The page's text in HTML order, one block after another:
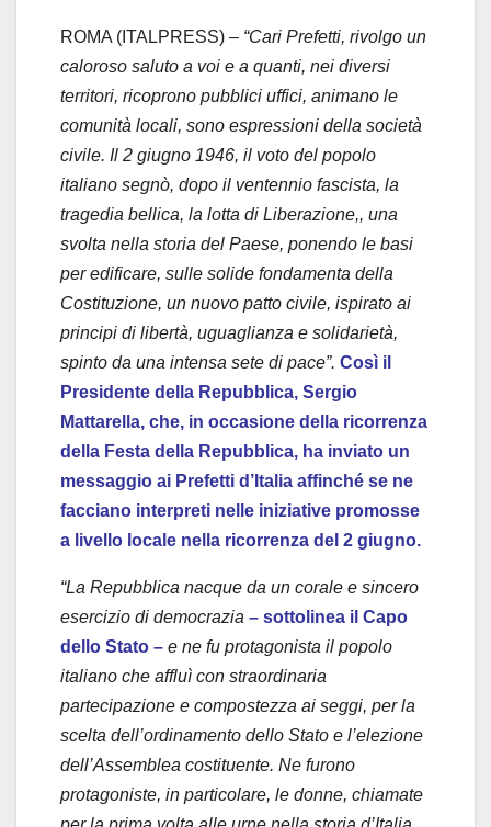
ROMA (ITALPRESS) – “Cari Prefetti, rivolgo un
caloroso saluto a voi e a quanti, nei diversi
territori, ricoprono pubblici uffici, animano le
comunità locali, sono espressioni della società
civile. Il 2 giugno 1946, il voto del popolo
italiano segnò, dopo il ventennio fascista, la
tragedia bellica, la lotta di Liberazione,, una
svolta nella storia del Paese, ponendo le basi
per edificare, sulle solide fondamenta della
Costituzione, un nuovo patto civile, ispirato ai
principi di libertà, uguaglianza e solidarietà,
spinto da una intensa sete di pace”. Così il
Presidente della Repubblica, Sergio
Mattarella, che, in occasione della ricorrenza
della Festa della Repubblica, ha inviato un
messaggio ai Prefetti d’Italia affinché se ne
facciano interpreti nelle iniziative promosse
a livello locale nella ricorrenza del 2 giugno.
“La Repubblica nacque da un corale e sincero
esercizio di democrazia – sottolinea il Capo
dello Stato – e ne fu protagonista il popolo
italiano che affluì con straordinaria
partecipazione e compostezza ai seggi, per la
scelta dell’ordinamento dello Stato e l’elezione
dell’Assemblea costituente. Ne furono
protagoniste, in particolare, le donne, chiamate